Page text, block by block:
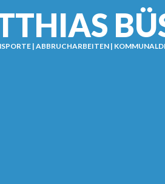
THIAS BÜ
| ABBRUCHARBEITEN |